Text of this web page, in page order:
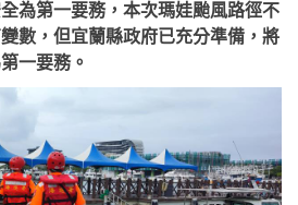
為第一要務，本次瑪娃颱風路徑不
數，但宜蘭縣政府已充分準備，將
一要務。